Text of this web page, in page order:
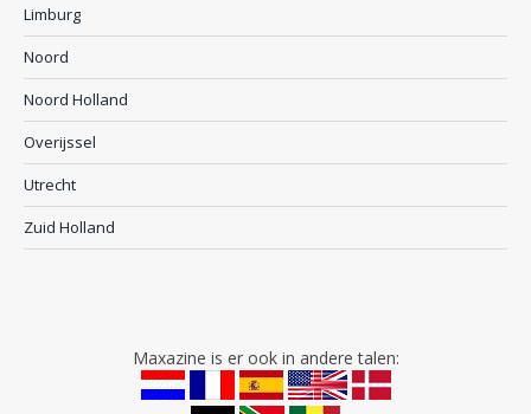
Limburg
Noord
Noord Holland
Overijssel
Utrecht
Zuid Holland
Maxazine is er ook in andere talen: